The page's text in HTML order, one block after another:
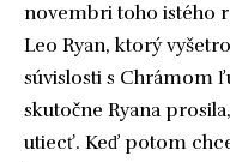
novembri toho istého
Leo Ryan, ktorý
súvislosti s Chrámom
skutočne Ryana
utiecť. Keď potom